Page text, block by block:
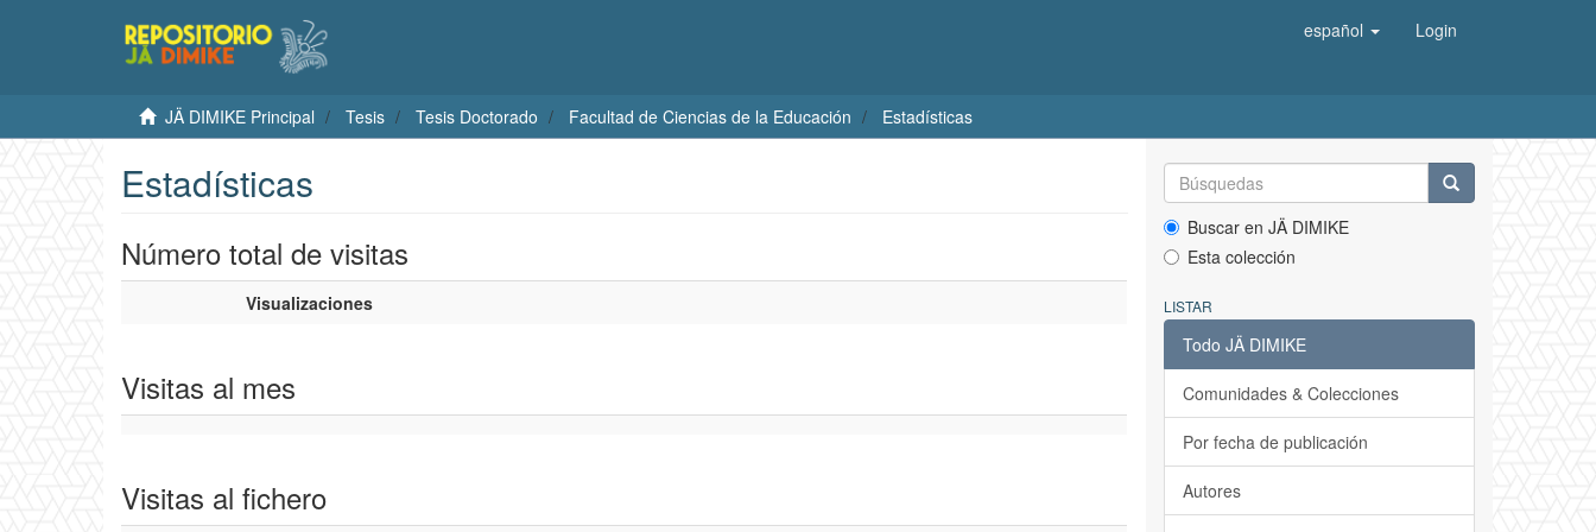
español Login
JÄ DIMIKE Principal Tesis Tesis Doctorado Facultad de Ciencias de la Educación Estadísticas
Estadísticas
Número total de visitas
Visualizaciones
Visitas al mes
Visitas al fichero
Buscar en JÄ DIMIKE
Esta colección
LISTAR
Todo JÄ DIMIKE
Comunidades & Colecciones
Por fecha de publicación
Autores